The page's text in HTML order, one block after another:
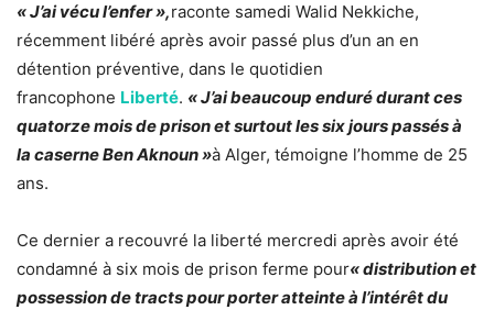
« J’ai vécu l’enfer »,raconte samedi Walid Nekkiche,
récemment libéré après avoir passé plus d’un an en
détention préventive, dans le quotidien
francophone Liberté. « J’ai beaucoup enduré durant ces
quatorze mois de prison et surtout les six jours passés à
la caserne Ben Aknoun »à Alger, témoigne l’homme de 25
ans.
Ce dernier a recouvré la liberté mercredi après avoir été
condamné à six mois de prison ferme pour« distribution et
possession de tracts pour porter atteinte à l’intérêt du